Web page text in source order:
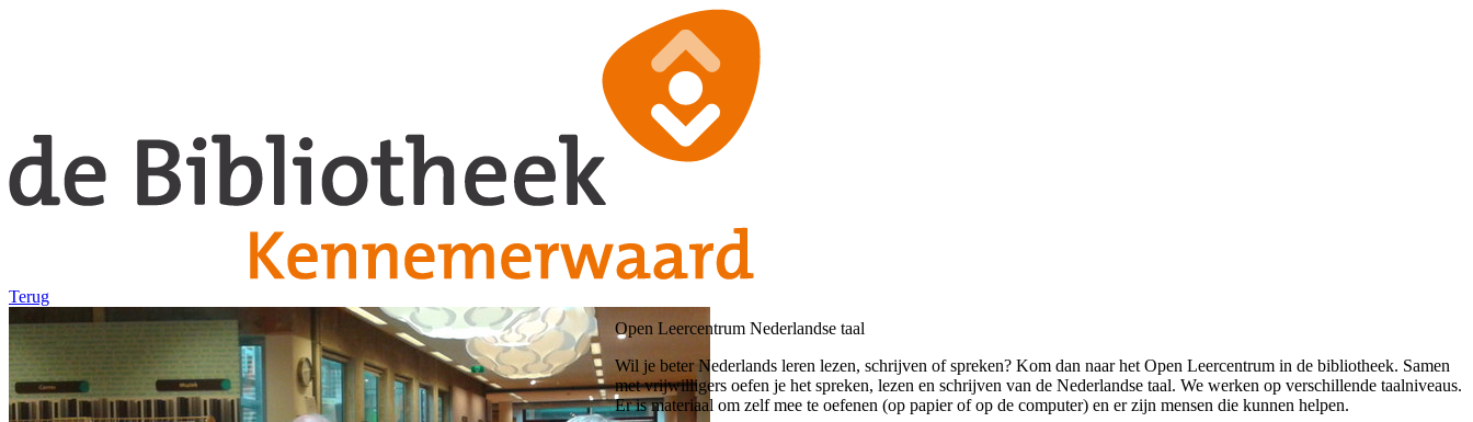
Terug
Open Leercentrum Nederlandse taal
Wil je beter Nederlands leren lezen, schrijven of spreken? Kom dan naar het Open Leercentrum in de bibliotheek. Samen
met vrijwilligers oefen je het spreken, lezen en schrijven van de Nederlandse taal. We werken op verschillende taalniveaus.
Er is materiaal om zelf mee te oefenen (op papier of op de computer) en er zijn mensen die kunnen helpen.